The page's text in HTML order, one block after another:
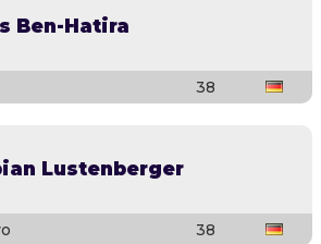
Ben-Hatira
38
Lustenberger
38